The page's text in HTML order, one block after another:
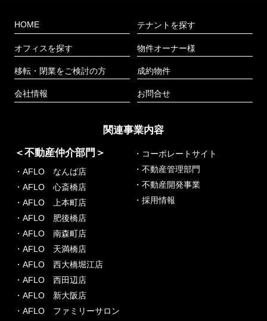
HOME
オフィスを探す
移転・閉業をご検討の方
会社情報
テナントを探す
物件オーナー様
成約物件
お問合せ
関連事業内容
＜不動産仲介部門＞
・AFLO なんば店
・AFLO 心斎橋店
・AFLO 上本町店
・AFLO 肥後橋店
・AFLO 南森町店
・AFLO 天満橋店
・AFLO 西大橋堀江店
・AFLO 西田辺店
・AFLO 新大阪店
・AFLO ファミリーサロン
・コーポレートサイト
・不動産管理部門
・不動産開発事業
・採用情報